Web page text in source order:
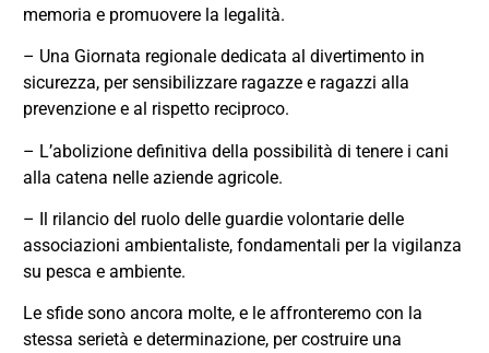
memoria e promuovere la legalità.
– Una Giornata regionale dedicata al divertimento in
sicurezza, per sensibilizzare ragazze e ragazzi alla
prevenzione e al rispetto reciproco.
– L’abolizione definitiva della possibilità di tenere i cani
alla catena nelle aziende agricole.
– Il rilancio del ruolo delle guardie volontarie delle
associazioni ambientaliste, fondamentali per la vigilanza
su pesca e ambiente.
Le sfide sono ancora molte, e le affronteremo con la
stessa serietà e determinazione, per costruire una